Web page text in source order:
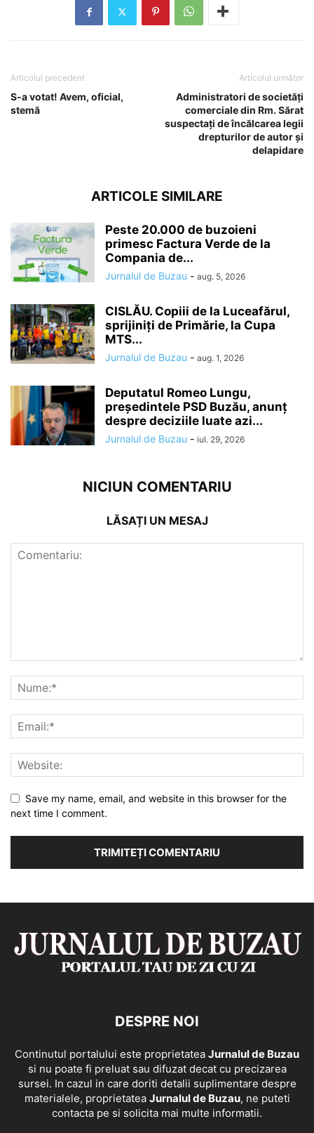
Articolul precedent
S-a votat! Avem, oficial,
stemă
Articolul următor
Administratori de societăţi
comerciale din Rm. Sărat
suspectaţi de încălcarea legii
drepturilor de autor şi
delapidare
ARTICOLE SIMILARE
Peste 20.000 de buzoieni
primesc Factura Verde de la
Compania de...
Jurnalul de Buzau - aug. 5, 2026
CISLĂU. Copiii de la Luceafărul,
sprijiniți de Primărie, la Cupa
MTS...
Jurnalul de Buzau - aug. 1, 2026
Deputatul Romeo Lungu,
președintele PSD Buzău, anunț
despre deciziile luate azi...
Jurnalul de Buzau - iul. 29, 2026
NICIUN COMENTARIU
LĂSAȚI UN MESAJ
Save my name, email, and website in this browser for the
next time I comment.
DESPRE NOI
Continutul portalului este proprietatea Jurnalul de Buzau
si nu poate fi preluat sau difuzat decat cu precizarea
sursei. In cazul in care doriti detalii suplimentare despre
materialele, proprietatea Jurnalul de Buzau, ne puteti
contacta pe si solicita mai multe informatii.